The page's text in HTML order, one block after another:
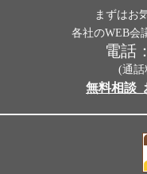
まずはお
各社のWEB会
電話：
(通話
無料相談_